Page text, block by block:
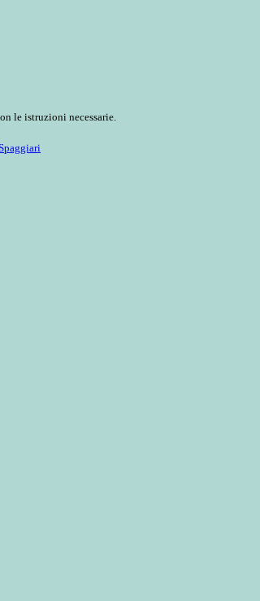
le istruzioni necessarie.